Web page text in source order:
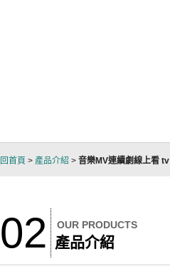
回首頁 > 產品介紹 > 音樂MV連續劇線上看 tv
02 OUR PRODUCTS
產品介紹